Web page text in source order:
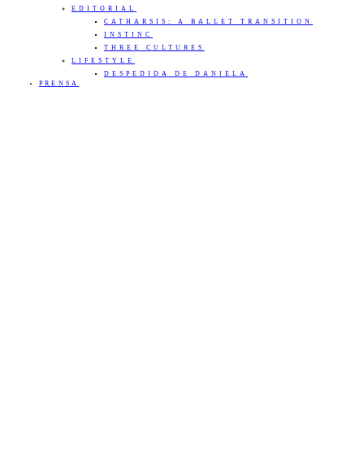
EDITORIAL
CATHARSIS: A BALLET TRANSITION
INSTINC
THREE CULTURES
LIFESTYLE
DESPEDIDA DE DANIELA
PRENSA